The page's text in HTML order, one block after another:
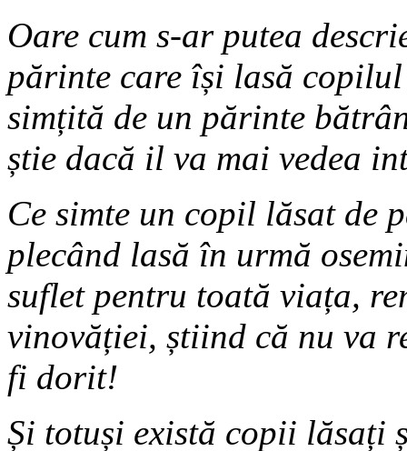
Oare cum s-ar putea
părinte care își lasă
simțită de un părinte
știe dacă il va mai vedea
Ce simte un copil lăsat de
plecând lasă în urmă
suflet pentru toată viața,
vinovăției, știind că nu va
fi dorit!
Și totuși există copii lăsați